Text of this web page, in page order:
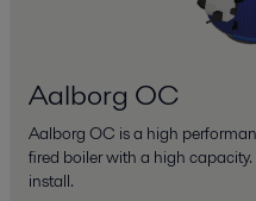
Aalborg OC
Aalborg OC is a high
fired boiler with a high
install.